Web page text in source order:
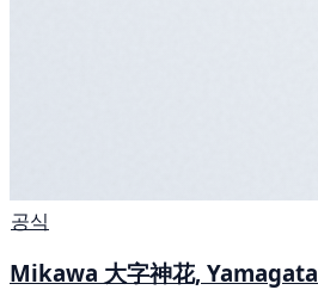
공식
Mikawa 大字神花, Yamagata